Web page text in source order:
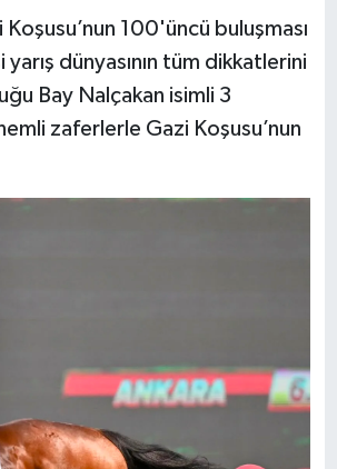
Koşusu’nun 100'üncü buluşması
dünyasının tüm dikkatlerini
Bay Nalçakan isimli 3
zaferlerle Gazi Koşusu’nun